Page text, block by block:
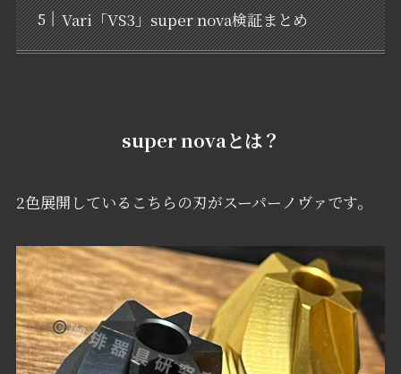
Vari「VS3」super nova検証まとめ
super novaとは？
2色展開しているこちらの刃がスーパーノヴァです。